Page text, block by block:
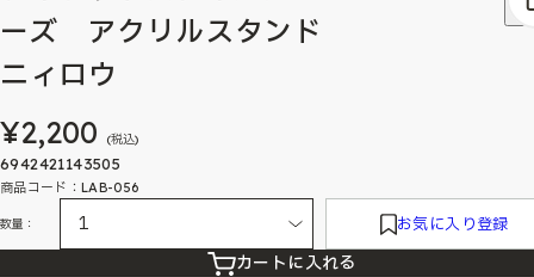
ーズ アクリルスタンド
ニィロウ
¥2,200 (税込)
6942421143505
商品コード：LAB-056
数量： お気に入り登録
カートに入れる